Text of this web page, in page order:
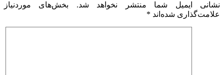
نشانی ایمیل شما منتشر نخواهد شد.
بخش‌های موردنیاز
علامت‌گذاری شده‌اند *